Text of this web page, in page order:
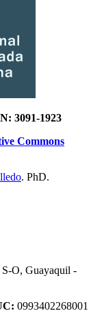
3091-1923
Commons
. PhD.
O, Guayaquil -
0993402268001